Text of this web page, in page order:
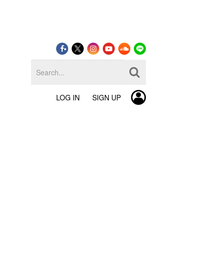
LOG IN SIGN UP